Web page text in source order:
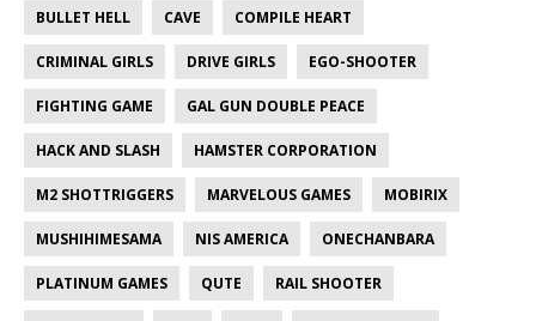
BULLET HELL CAVE COMPILE HEART
CRIMINAL GIRLS DRIVE GIRLS EGO-SHOOTER
FIGHTING GAME GAL GUN DOUBLE PEACE
HACK AND SLASH HAMSTER CORPORATION
M2 SHOTTRIGGERS MARVELOUS GAMES MOBIRIX
MUSHIHIMESAMA NIS AMERICA ONECHANBARA
PLATINUM GAMES QUTE RAIL SHOOTER